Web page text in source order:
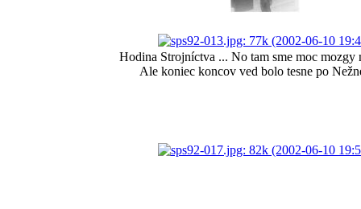
Hodina Strojníctva ... No tam sme moc mozgy
Ale koniec koncov ved bolo tesne po